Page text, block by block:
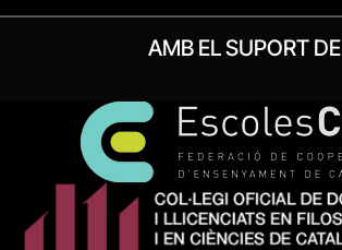
AMB EL SUPORT DE